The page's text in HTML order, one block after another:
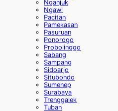
Nganjuk
Ngawi
Pacitan
Pamekasan
Pasuruan
Ponorogo
Probolinggo
Sabang
Sampang
Sidoarjo
Situbondo
Sumenep
Surabaya
Trenggalek
Tuban